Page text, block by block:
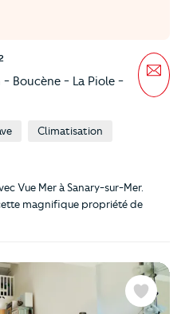
Boucène - La Piole -
Climatisation
Vue Mer à Sanary-sur-Mer.
magnifique propriété de
Favoris